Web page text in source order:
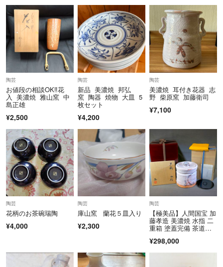
陶芸
お値段の相談OK‼️花
入 美濃焼 雅山窯 中
島正雄
¥2,500
陶芸
新品 美濃焼 邦弘
窯 陶器 焼物 大皿 5
枚セット
¥4,200
陶芸
美濃焼 耳付き花器 志
野 柴原窯 加藤衛司
¥7,100
陶芸
花柄のお茶碗瑞陶
¥4,000
陶芸
庫山窯 蘭花５皿入り
¥2,300
陶芸
【極美品】人間国宝 加
藤孝造 美濃焼 水指 二
重箱 塗蓋完備 茶道
¥298,000